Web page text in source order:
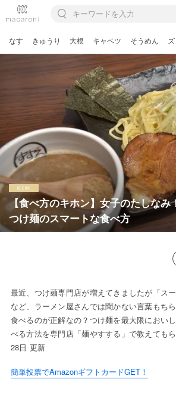
なす きゅうり 大根 キャベツ そうめん
【食べ方のキホン】女子のたしなみ
つけ麺のスマートな食べ方
最近、つけ麺専門店が増えてきましたが「ス
など、ラーメン屋さんでは聞かない言葉もち
食べるのが正解なの？つけ麺を最大限におい
べる方法を専門店「麺やすする」で教えても
28日 更新
簡単投票でAmazonギフトカードGET！